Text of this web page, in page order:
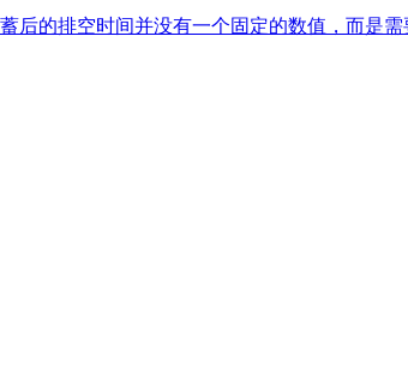
后的排空时间并没有一个固定的数值，而是